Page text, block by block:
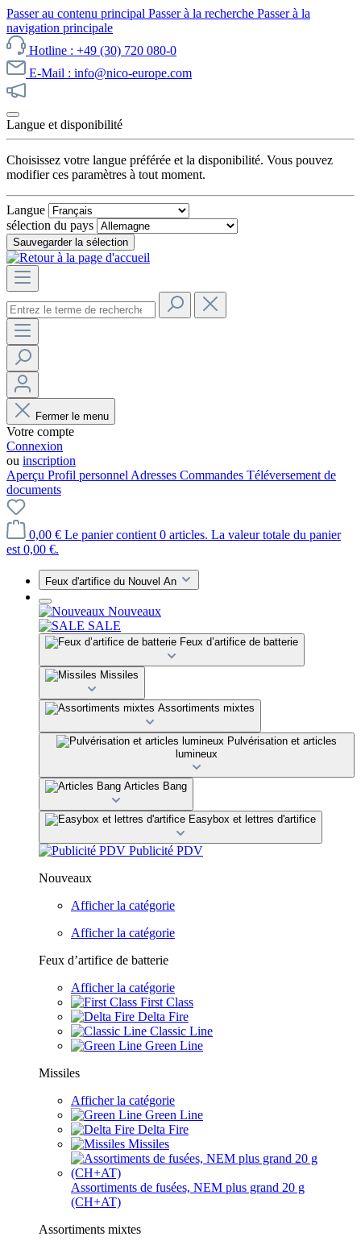
Passer au contenu principal Passer à la recherche Passer à la
navigation principale
Hotline : +49 (30) 720 080-0
E-Mail : info@nico-europe.com
Langue et disponibilité
Choisissez votre langue préférée et la disponibilité. Vous pouvez
modifier ces paramètres à tout moment.
Langue
sélection du pays
Sauvegarder la sélection
Fermer le menu
Votre compte
Connexion
ou inscription
Aperçu Profil personnel Adresses Commandes Téléversement de
documents
0,00 € Le panier contient 0 articles. La valeur totale du panier
est 0,00 €.
Feux d'artifice du Nouvel An
Nouveaux
SALE
Feux d’artifice de batterie
Missiles
Assortiments mixtes
Pulvérisation et articles
lumineux
Articles Bang
Easybox et lettres d'artifice
Publicité PDV
Nouveaux
Afficher la catégorie
Afficher la catégorie
Feux d’artifice de batterie
Afficher la catégorie
First Class
Delta Fire
Classic Line
Green Line
Missiles
Afficher la catégorie
Green Line
Delta Fire
Missiles
Assortiments de fusées, NEM plus grand 20 g
(CH+AT)
Assortiments mixtes